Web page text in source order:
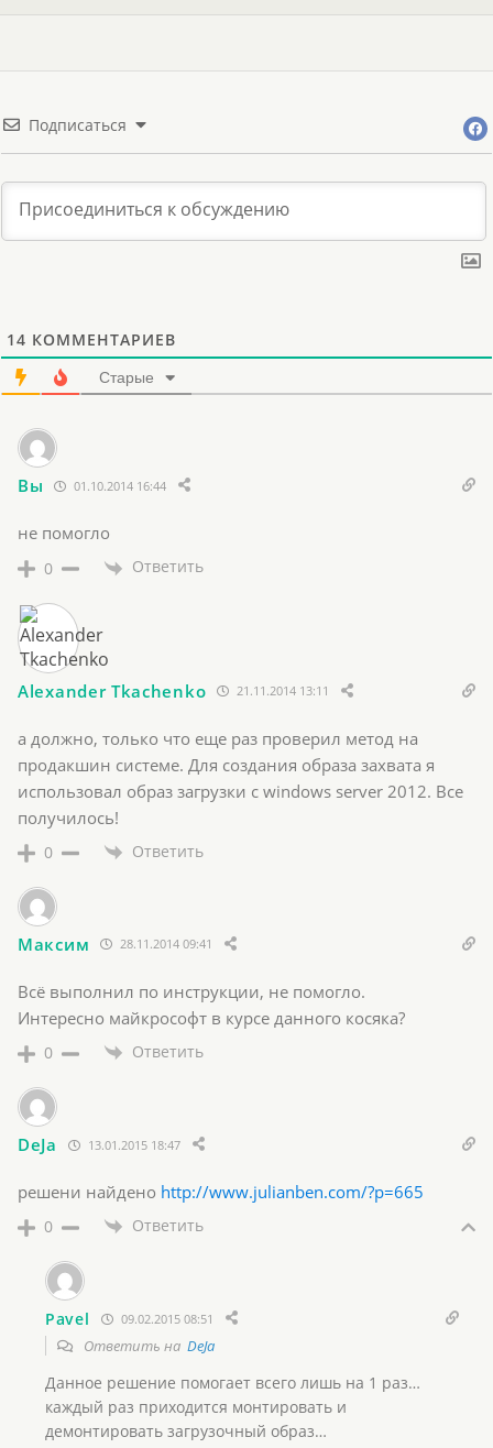
Подписаться
14 КОММЕНТАРИЕВ
Старые
Вы 01.10.2014 16:44
не помогло
0 Ответить
Alexander Tkachenko 21.11.2014 13:11
а должно, только что еще раз проверил метод на
продакшин системе. Для создания образа захвата я
использовал образ загрузки с windows server 2012. Все
получилось!
0 Ответить
Максим 28.11.2014 09:41
Всё выполнил по инструкции, не помогло.
Интересно майкрософт в курсе данного косяка?
0 Ответить
DeJa 13.01.2015 18:47
решени найдено http://www.julianben.com/?p=665
0 Ответить
Pavel 09.02.2015 08:51
Ответить на DeJa
Данное решение помогает всего лишь на 1 раз…
каждый раз приходится монтировать и
демонтировать загрузочный образ…